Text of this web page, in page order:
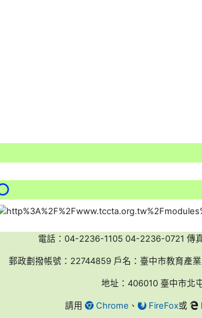
電話：04-2236-1105 04-2236-0721 傳
郵政劃撥帳號：22744859 戶名：臺中市教育產
地址：406010 臺中市北
請用 Chrome 、 FireFox或